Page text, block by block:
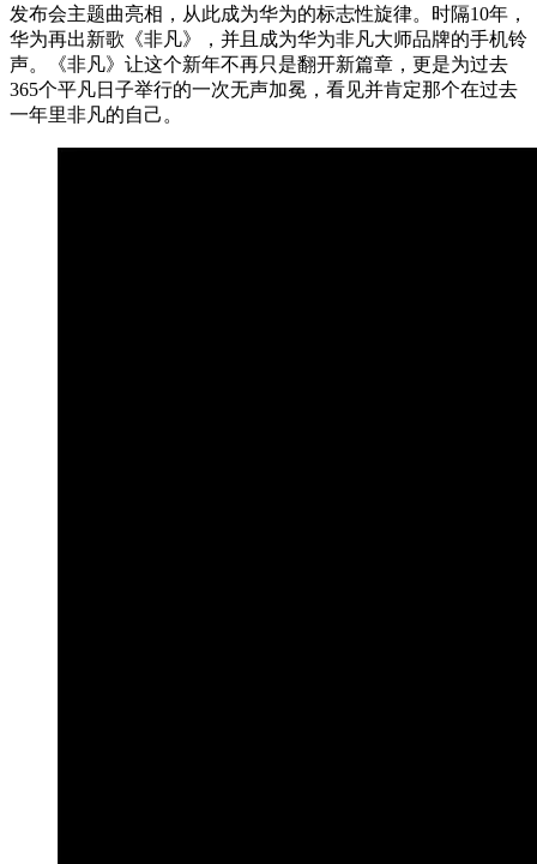
发布会主题曲亮相，从此成为华为的标志性旋律。时隔10年，
华为再出新歌《非凡》，并且成为华为非凡大师品牌的手机铃
声。《非凡》让这个新年不再只是翻开新篇章，更是为过去
365个平凡日子举行的一次无声加冕，看见并肯定那个在过去
一年里非凡的自己。